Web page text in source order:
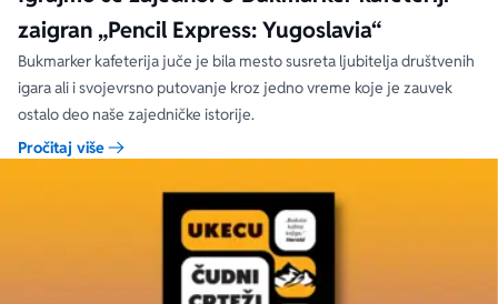
zaigran „Pencil Express: Yugoslavia“
Bukmarker kafeterija juče je bila mesto susreta ljubitelja društvenih
igara ali i svojevrsno putovanje kroz jedno vreme koje je zauvek
ostalo deo naše zajedničke istorije.
Pročitaj više